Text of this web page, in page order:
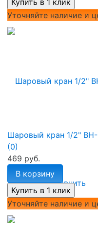
Уточняйте наличие и
избранное сравнить
Шаровый кран 1/2" ВН-
(0)
469 руб.
В корзину
Уточняйте наличие и